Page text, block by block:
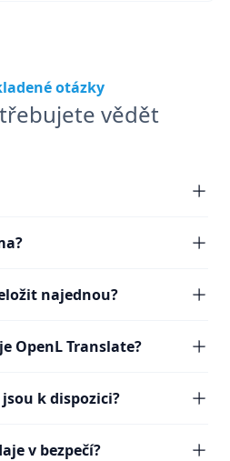
otázky
vědět
najednou?
OpenL Translate?
k dispozici?
v bezpečí?